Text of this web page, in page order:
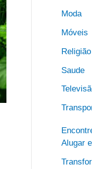
Moda
Móveis
Saude
Alugar